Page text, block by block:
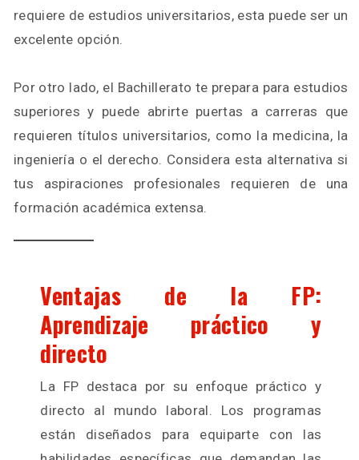
requiere de estudios universitarios, esta puede ser un
excelente opción.
Por otro lado, el Bachillerato te prepara para estudios
superiores y puede abrirte puertas a carreras que
requieren títulos universitarios, como la medicina, la
ingeniería o el derecho. Considera esta alternativa si
tus aspiraciones profesionales requieren de una
formación académica extensa.
Ventajas de la FP:
Aprendizaje práctico y
directo
La FP destaca por su enfoque práctico y
directo al mundo laboral. Los programas
están diseñados para equiparte con las